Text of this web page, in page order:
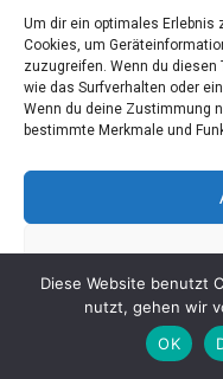
Um dir ein optimales Erlebnis
Cookies, um
zuzugreifen. Wenn du
wie das Surfverhalten oder
Wenn du deine Zustimmung
bestimmte Merkmale und
Coo­kie-
SHARE
Gesund
mit Hil­ka
Nächs­ter
BLAULICHT
–
am
Verletzten
ANZEIGE
Diese Website benutzt
nutzt, gehen wir
OK